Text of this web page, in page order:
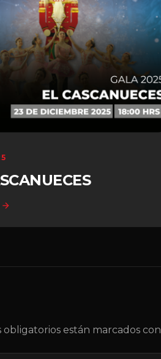
obligatorios están marcados con